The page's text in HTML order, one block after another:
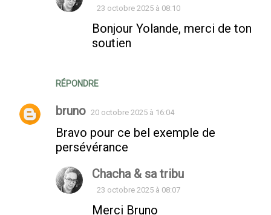
RÉPONDRE
23 octobre 2025 à 08:10
Bonjour Yolande, merci de ton
soutien
bruno 20 octobre 2025 à 16:04
Bravo pour ce bel exemple de
persévérance
Chacha & sa tribu
23 octobre 2025 à 08:07
Merci Bruno